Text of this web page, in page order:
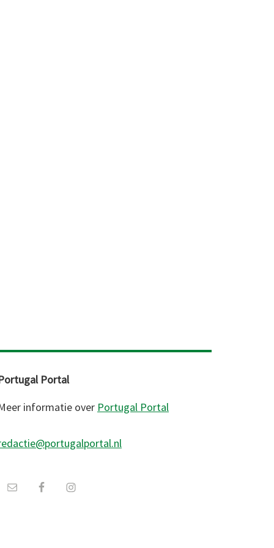
Portal
informatie over Portugal Portal